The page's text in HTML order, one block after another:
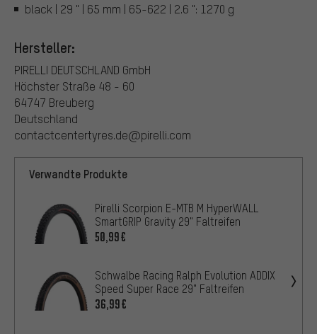
black | 29 " | 65 mm | 65-622 | 2.6 ": 1270 g
Hersteller:
PIRELLI DEUTSCHLAND GmbH
Höchster Straße 48 - 60
64747 Breuberg
Deutschland
contactcentertyres.de@pirelli.com
Verwandte Produkte
Pirelli Scorpion E-MTB M HyperWALL
SmartGRIP Gravity 29" Faltreifen
50,99€
Schwalbe Racing Ralph Evolution ADDIX
Speed Super Race 29" Faltreifen
36,99€